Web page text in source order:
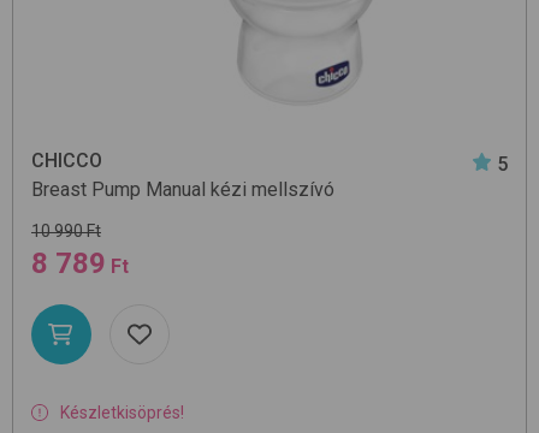
CHICCO
5
Breast Pump Manual kézi mellszívó
10 990 Ft
8 789 Ft
Készletkisöprés!